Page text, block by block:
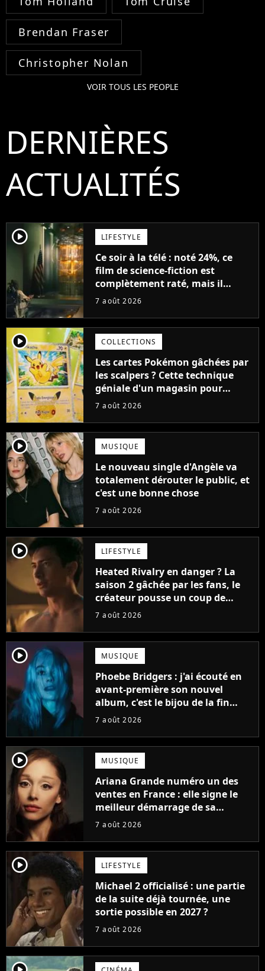
Brendan Fraser
Christopher Nolan
VOIR TOUS LES PEOPLE
DERNIÈRES
ACTUALITÉS
player2 LIFESTYLE
Ce soir à la télé : noté 24%, ce
film de science-fiction est
complètement raté, mais il
aurait pu être encore pire à
7 août 2026
player2 COLLECTIONS
Les cartes Pokémon gâchées par
les scalpers ? Cette technique
géniale d'un magasin pour
ruiner les revendeurs
7 août 2026
player2 MUSIQUE
Le nouveau single d'Angèle va
totalement dérouter le public, et
c'est une bonne chose
7 août 2026
player2 LIFESTYLE
Heated Rivalry en danger ? La
saison 2 gâchée par les fans, le
créateur pousse un coup de
gueule
7 août 2026
player2 MUSIQUE
Phoebe Bridgers : j'ai écouté en
avant-première son nouvel
album, c'est le bijou de la fin
d'été
7 août 2026
player2 MUSIQUE
Ariana Grande numéro un des
ventes en France : elle signe le
meilleur démarrage de sa
carrière avec son album Petal
7 août 2026
player2 LIFESTYLE
Michael 2 officialisé : une partie
de la suite déjà tournée, une
sortie possible en 2027 ?
7 août 2026